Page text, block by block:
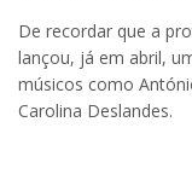
De recordar que a
lançou, já em abril,
músicos como
Carolina Deslandes.